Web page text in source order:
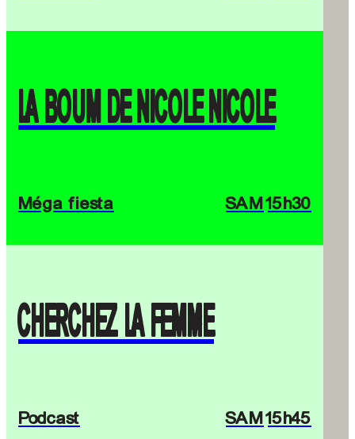
LA BOUM DE NICOLE NICOLE
Méga fiesta SAM 15h30
CHERCHEZ LA FEMME
Podcast SAM 15h45